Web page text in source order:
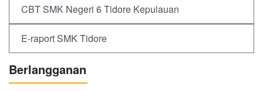
CBT SMK Negeri 6 Tidore Kepulauan
E-raport SMK Tidore
Berlangganan